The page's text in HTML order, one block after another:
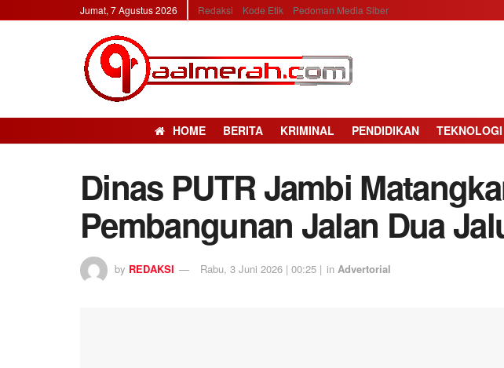
Jumat, 7 Agustus 2026 Redaksi Kode Etik Pedoman Media Siber
HOME BERITA KRIMINAL PENDIDIKAN TEKNOLOGI
Dinas PUTR Jambi
Pembangunan Jalan Dua
by REDAKSI Rabu, 3 Juni 2026 | 00:25 | in Advertorial